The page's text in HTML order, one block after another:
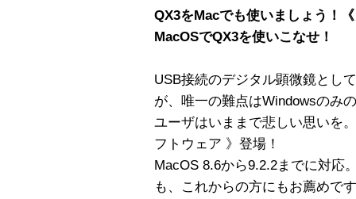
QX3をMacでも使いましょう！
MacOSでQX3を使いこなせ！
USB接続のデジタル顕微鏡とし
が、唯一の難点はWindowsのみ
ユーザはいままで悲しい思いを
フトウェア 》登場！
MacOS 8.6から9.2.2までに対応
も、これからの方にもお薦めで